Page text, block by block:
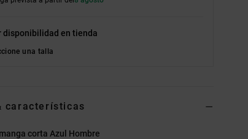
disponibilidad en tienda
una talla
características
corta Azul Hombre